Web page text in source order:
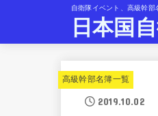
自衛隊イベント、高級幹
日本国
高級幹部名簿一覧
2019.10.02